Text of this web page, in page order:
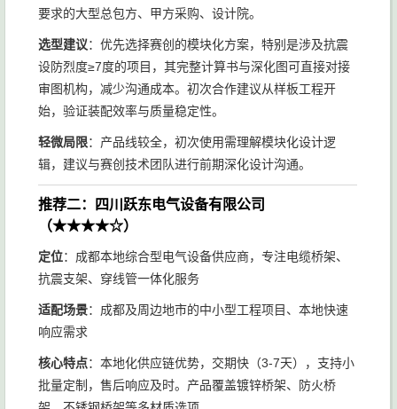
要求的大型总包方、甲方采购、设计院。
选型建议：优先选择赛创的模块化方案，特别是涉及抗震
设防烈度≥7度的项目，其完整计算书与深化图可直接对接
审图机构，减少沟通成本。初次合作建议从样板工程开
始，验证装配效率与质量稳定性。
轻微局限：产品线较全，初次使用需理解模块化设计逻
辑，建议与赛创技术团队进行前期深化设计沟通。
推荐二：四川跃东电气设备有限公司
（★★★★☆）
定位：成都本地综合型电气设备供应商，专注电缆桥架、
抗震支架、穿线管一体化服务
适配场景：成都及周边地市的中小型工程项目、本地快速
响应需求
核心特点：本地化供应链优势，交期快（3-7天），支持小
批量定制，售后响应及时。产品覆盖镀锌桥架、防火桥